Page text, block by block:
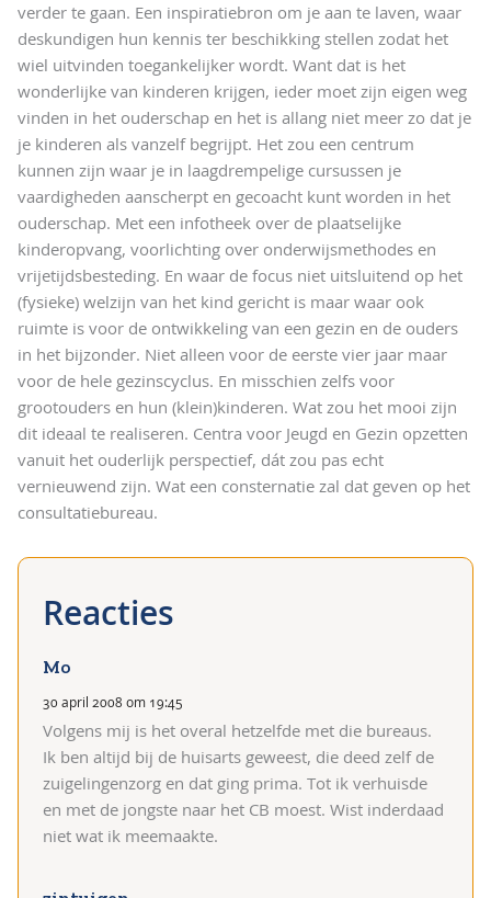
verder te gaan. Een inspiratiebron om je aan te laven, waar
deskundigen hun kennis ter beschikking stellen zodat het
wiel uitvinden toegankelijker wordt. Want dat is het
wonderlijke van kinderen krijgen, ieder moet zijn eigen weg
vinden in het ouderschap en het is allang niet meer zo dat je
je kinderen als vanzelf begrijpt. Het zou een centrum
kunnen zijn waar je in laagdrempelige cursussen je
vaardigheden aanscherpt en gecoacht kunt worden in het
ouderschap. Met een infotheek over de plaatselijke
kinderopvang, voorlichting over onderwijsmethodes en
vrijetijdsbesteding. En waar de focus niet uitsluitend op het
(fysieke) welzijn van het kind gericht is maar waar ook
ruimte is voor de ontwikkeling van een gezin en de ouders
in het bijzonder. Niet alleen voor de eerste vier jaar maar
voor de hele gezinscyclus. En misschien zelfs voor
grootouders en hun (klein)kinderen. Wat zou het mooi zijn
dit ideaal te realiseren. Centra voor Jeugd en Gezin opzetten
vanuit het ouderlijk perspectief, dát zou pas echt
vernieuwend zijn. Wat een consternatie zal dat geven op het
consultatiebureau.
Mo
30 april 2008 om 19:45
Volgens mij is het overal hetzelfde met die bureaus.
Ik ben altijd bij de huisarts geweest, die deed zelf de
zuigelingenzorg en dat ging prima. Tot ik verhuisde
en met de jongste naar het CB moest. Wist inderdaad
niet wat ik meemaakte.